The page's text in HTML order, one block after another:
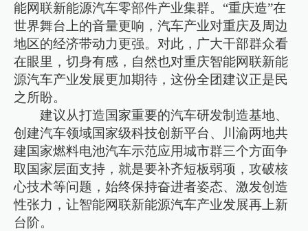
能网联新能源汽车零部件产业集群。“重庆造”在
世界舞台上的音量更响，汽车产业对重庆及周边
地区的经济带动力更强。对此，广大干部群众看
在眼里，切身有感，自然也对重庆智能网联新能
源汽车产业发展更加期待，这份全团建议正是民
之所盼。
建议从打造国家重要的汽车研发制造基地、
创建汽车领域国家级科技创新平台、川渝两地共
建国家燃料电池汽车示范应用城市群三个方面争
取国家层面支持，就是要补齐短板弱项，攻破核
心技术等问题，始终保持奋进者姿态、激发创造
性张力，让智能网联新能源汽车产业发展再上新
台阶。